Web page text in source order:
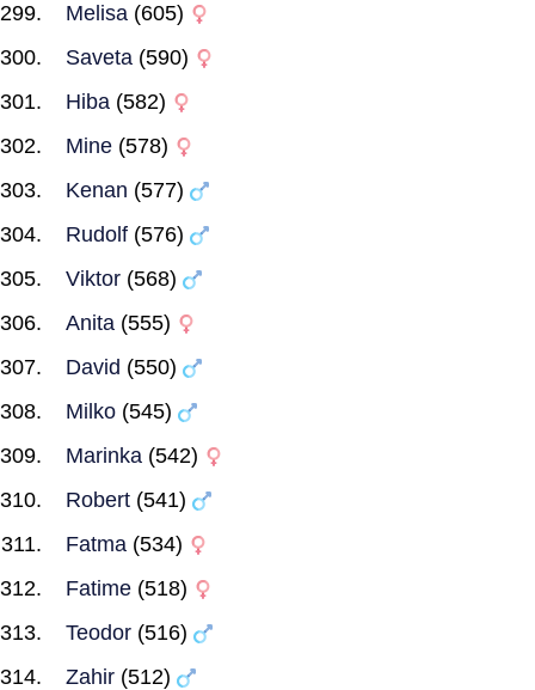
Melisa (605)
Saveta (590)
Hiba (582)
Mine (578)
Kenan (577)
Rudolf (576)
Viktor (568)
Anita (555)
David (550)
Milko (545)
Marinka (542)
Robert (541)
Fatma (534)
Fatime (518)
Teodor (516)
Zahir (512)